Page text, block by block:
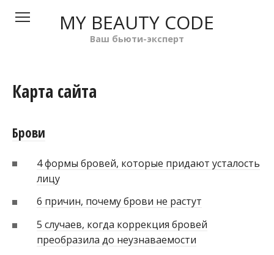
MY BEAUTY CODE
Ваш бьюти-эксперт
Карта сайта
Брови
4 формы бровей, которые придают усталость
лицу
6 причин, почему брови не растут
5 случаев, когда коррекция бровей
преобразила до неузнаваемости